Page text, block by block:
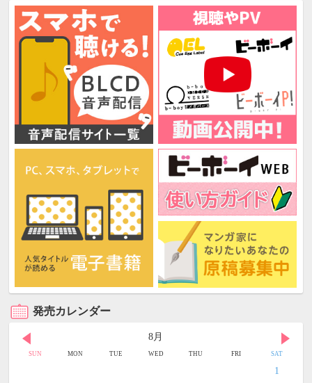
発売カレンダー
8月
SUN MON TUE WED THU FRI SAT
1